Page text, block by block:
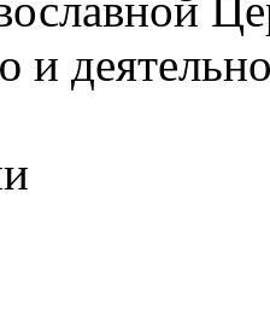
и